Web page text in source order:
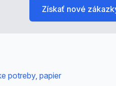
potreby, papier
Získať nové